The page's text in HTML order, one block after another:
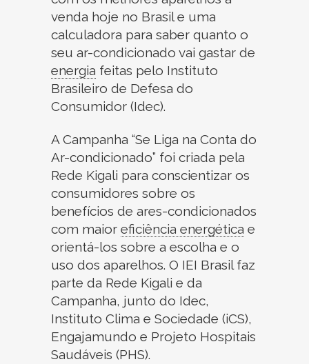
venda hoje no Brasil e uma
calculadora para saber quanto o
seu ar-condicionado vai gastar de
energia feitas pelo Instituto
Brasileiro de Defesa do
Consumidor (Idec).
A Campanha “Se Liga na Conta do
Ar-condicionado” foi criada pela
Rede Kigali para conscientizar os
consumidores sobre os
benefícios de ares-condicionados
com maior eficiência energética e
orientá-los sobre a escolha e o
uso dos aparelhos. O IEI Brasil faz
parte da Rede Kigali e da
Campanha, junto do Idec,
Instituto Clima e Sociedade (iCS),
Engajamundo e Projeto Hospitais
Saudáveis (PHS).